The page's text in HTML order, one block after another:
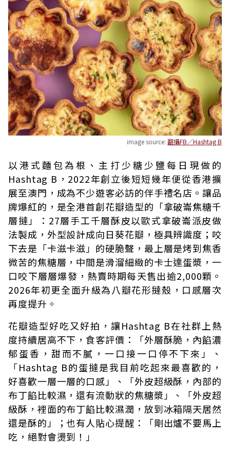
image source: 翻攝FB／Hashtag B
以港式麵包為根、主打少糖少鹽每日現做的
Hashtag B，2022年創立後短短幾年便從香港擴
展至澳門，成為不少遊客必訪的伴手禮名店。讓品
牌爆紅的，是全港首創花瓣造型的「拿破崙焦糖千
層撻」：27層手工千層酥皮以歐式拿破崙派皮做
法製成，外型設計成向日葵花瓣，極具辨識度；咬
下去是「卡滋卡滋」的硬脆聲，最上層是烤到焦香
微苦的焦糖層，中間是滑溜細緻的卡士達蛋漿，一
口咬下層層爆發，熱賣時期每天售出逾2,000顆。
2026年初更全面升級為八瓣花形撻殼，口感層次
再度提升。
花瓣造型好吃又好拍，讓Hashtag B在社群上熱
度持續居高不下，食客評價：「外層酥脆，內餡濃
郁蛋香，甜而不膩，一口接一口停不下來」、
「Hashtag B的蛋撻是我目前吃起來最喜歡的，
好喜歡一層一層的口感」、「外皮超級酥，內部的
布丁餡比較濕，還有流動狀的焦糖漿」、「外皮超
級酥，裡面的布丁餡比較濕潤，放到冰箱隔天居然
還是酥的」；也有人貼心提醒：「剛出爐不要馬上
吃，絕對會燙到！」